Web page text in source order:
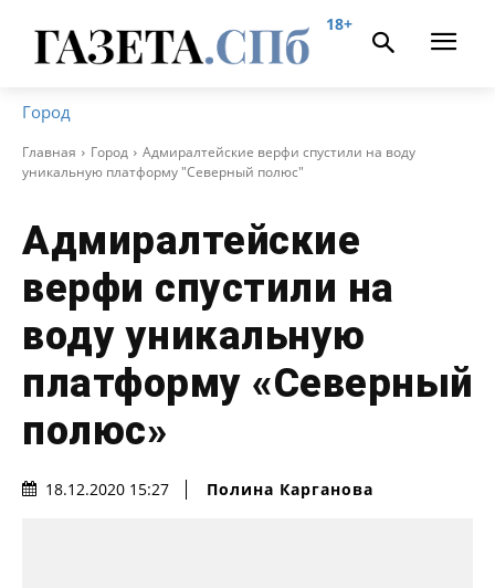
18+
Город
Главная Город
Адмиралтейские верфи спустили на воду
уникальную платформу "Северный полюс"
Адмиралтейские
верфи спустили на
воду уникальную
платформу «Северный
полюс»
18.12.2020 15:27 Полина Карганова